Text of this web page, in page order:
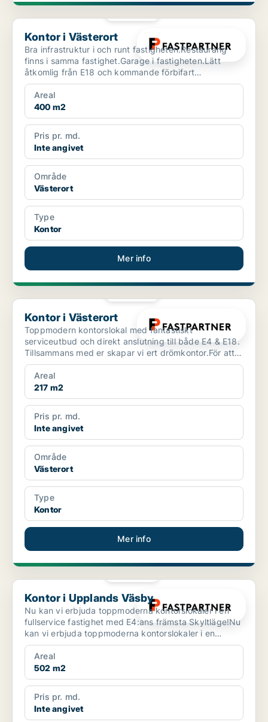
Kontor i Västerort
Kontor i Västerort
Bra infrastruktur i och runt fastigheten.Restaurang
finns i samma fastighet.Garage i fastigheten.Lätt
åtkomlig från E18 och kommande förbifart
Stockholm.Buss...
Areal
400 m2
Pris pr. md.
Inte angivet
Område
Västerort
Type
Kontor
Mer info
Kontor i Västerort
Kontor i Västerort
Toppmodern kontorslokal med fantastiskt
serviceutbud och direkt anslutning till både E4 & E18.
Tillsammans med er skapar vi ert drömkontor.För att
lokalen sk...
Areal
217 m2
Pris pr. md.
Inte angivet
Område
Västerort
Type
Kontor
Mer info
Kontor i Upplands Väsby
Kontor i Upplands Väsby
Nu kan vi erbjuda toppmoderna kontorslokaler i en
fullservice fastighet med E4:ans främsta Skyltläge!Nu
kan vi erbjuda toppmoderna kontorslokaler i en
fullse...
Areal
502 m2
Pris pr. md.
Inte angivet